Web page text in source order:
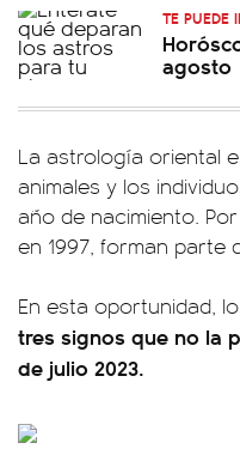
TE PUEDE
agosto
La astrología oriental
animales y los
año de nacimiento.
en 1997, forman parte
En esta oportunidad,
tres signos que no la
de julio 2023.